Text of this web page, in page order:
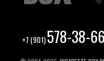
+7 (901)578-38-66